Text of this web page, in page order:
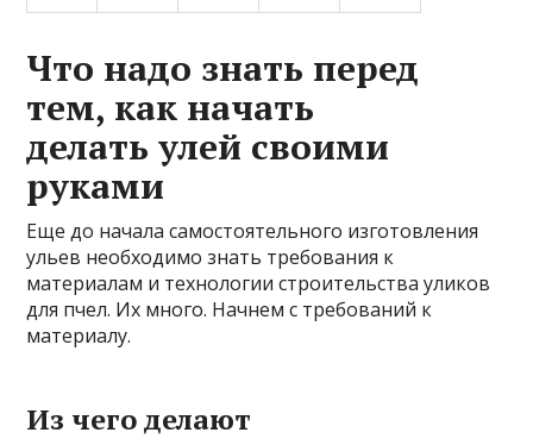
Что надо знать перед
тем, как начать
делать улей своими
руками
Еще до начала самостоятельного изготовления
ульев необходимо знать требования к
материалам и технологии строительства уликов
для пчел. Их много. Начнем с требований к
материалу.
Из чего делают